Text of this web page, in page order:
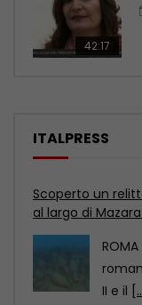
42:17
ITALPRESS
Turismo
–